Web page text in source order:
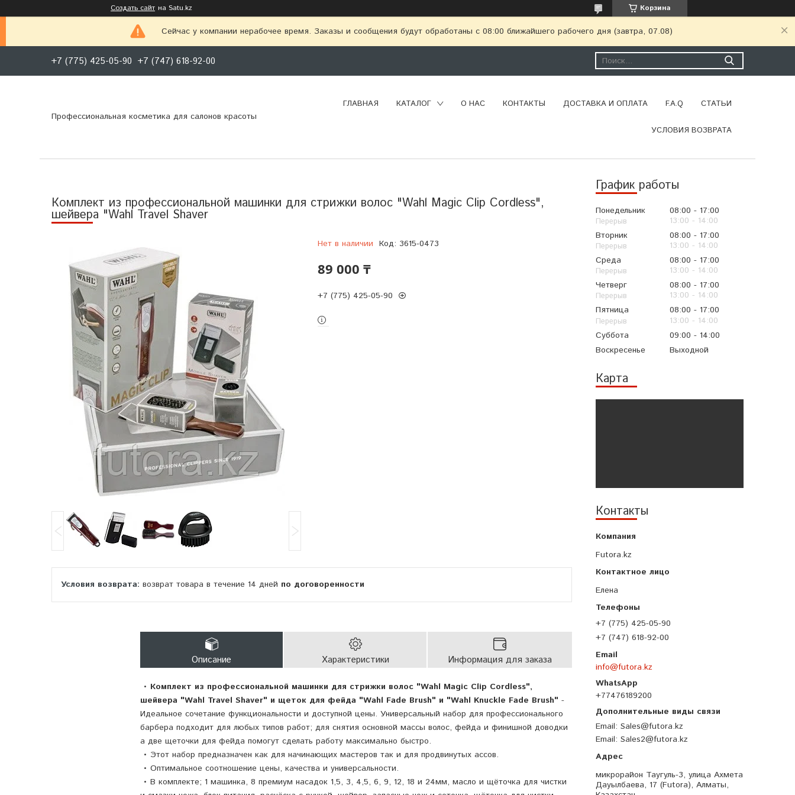
Создать сайт на Satu.kz Корзина
Сейчас у компании нерабочее время. Заказы и сообщения будут обработаны с 08:00 ближайшего рабочего дня (завтра, 07.08)
+7 (775) 425-05-90 +7 (747) 618-92-00
Профессиональная косметика для салонов красоты
ГЛАВНАЯ КАТАЛОГ О НАС КОНТАКТЫ ДОСТАВКА И ОПЛАТА F.A.Q СТАТЬИ
УСЛОВИЯ ВОЗВРАТА
График работы
Понедельник 08:00
17:00
13:00
14:00
Вторник
08:00
17:00
13:00
14:00
Среда
08:00
17:00
13:00
14:00
Четверг
08:00
17:00
13:00
14:00
Пятница
08:00
17:00
13:00
14:00
Суббота
09:00
14:00
Воскресенье
Выходной
Карта
Контакты
Futora.kz
Елена
+7 (775) 425-05-90
+7 (747) 618-92-00
info@futora.kz
+77476189200
Email Sales@futora.kz
Email Sales2@futora.kz
микрорайон Таугуль-3, улица Ахмета
Дауылбаева, 17 (Futora), Алматы,
Комплект из профессиональной машинки для стрижки волос "Wahl Magic Clip Cordless",
шейвера "Wahl Travel Shaver
Нет в наличии Код: 3615-0473
89 000 ₸
+7 (775) 425-05-90
возврат товара в течение 14 дней по договоренности
Описание Характеристики Информация для заказа
• Комплект из профессиональной машинки для стрижки волос "Wahl Magic Clip Cordless",
шейвера "Wahl Travel Shaver" и щеток для фейда "Wahl Fade Brush" и "Wahl Knuckle Fade Brush" -
Идеальное сочетание функциональности и доступной цены. Универсальный набор для профессионального
барбера подходит для любых типов работ; для снятия основной массы волос, фейда и финишной доводки
а две щеточки для фейда помогут сделать работу максимально быстро.
• Этот набор предназначен как для начинающих мастеров так и для продвинутых ассов.
• Оптимальное соотношение цены, качества и универсальности.
• В комплекте; 1 машинка, 8 премиум насадок 1,5, 3, 4,5, 6, 9, 12, 18 и 24мм, масло и щёточка для чистки